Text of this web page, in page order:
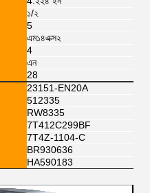
১/২
5
এম১৪এক্স২
4
এন
28
23151-EN20A
512335
RW8335
7T412C299BF
7T4Z-1104-C
BR930636
HA590183